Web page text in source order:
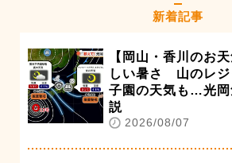
新着記事
【岡山・香川のお
しい暑さ 山のレジ
子園の天気も…光岡
説
2026/08/07